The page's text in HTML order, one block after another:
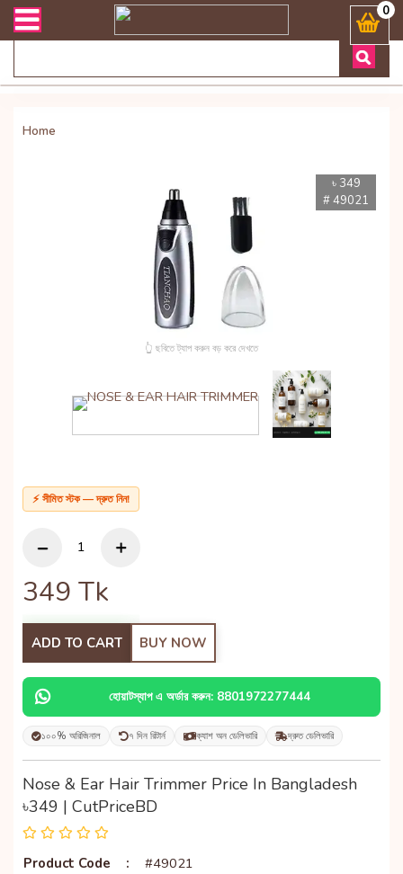
সংক্রান্ত যেকোনো জিজ্ঞাসায় কল করুনঃ ( Whatsapp ) 0
Home
৳ 349
# 49021
👆 ছবিতে ট্যাপ করুন বড় করে দেখতে
⚡ সীমিত স্টক — দ্রুত নিন!
349 Tk
ADD TO CART BUY NOW
হোয়াটস্যাপ এ অর্ডার করুন: 8801972277444
১০০% অরিজিনাল ৭ দিন রিটার্ন ক্যাশ অন ডেলিভারি দ্রুত ডেলিভারি
Nose & Ear Hair Trimmer Price In Bangladesh
৳349 | CutPriceBD
Product Code : #49021